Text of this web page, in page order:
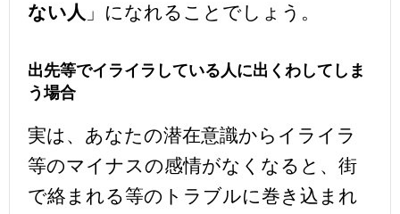
ない人 」になれることでしょう。
出先等でイライラしている人に出くわしてしま
う場合
実は、あなたの潜在意識からイライラ
等のマイナスの感情がなくなると、街
で絡まれる等のトラブルに巻き込まれ